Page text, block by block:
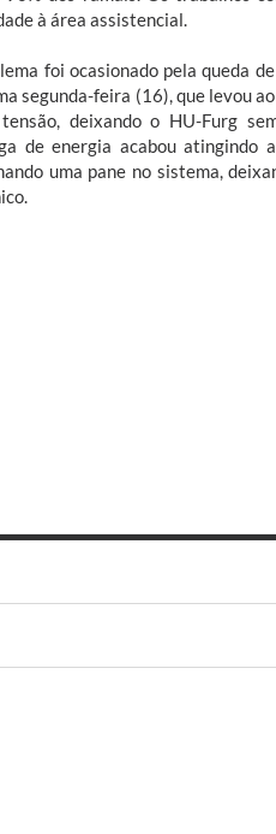
à área assistencial.
foi ocasionado pela queda
segunda-feira (16), que levou
deixando o HU-Furg
de energia acabou atingindo
uma pane no sistema,